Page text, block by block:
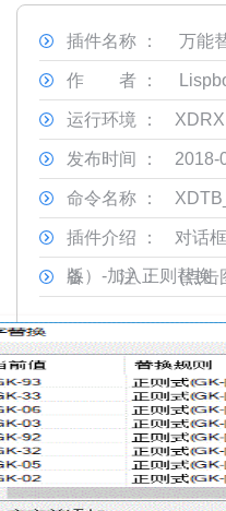
插件名称 ： 万能
作 者 ：
运行环境 ：
发布时间 ： 2018-
命令名称 ：
插件介绍 ： 对话
版）-加入正则替换
备 注 ： (点击